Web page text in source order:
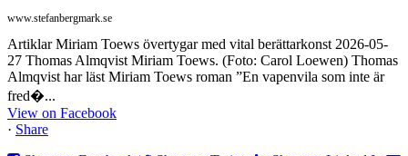
www.stefanbergmark.se
Artiklar Miriam Toews övertygar med vital berättarkonst 2026-05-
27 Thomas Almqvist Miriam Toews. (Foto: Carol Loewen) Thomas
Almqvist har läst Miriam Toews roman ”En vapenvila som inte är
fred�...
View on Facebook
· Share